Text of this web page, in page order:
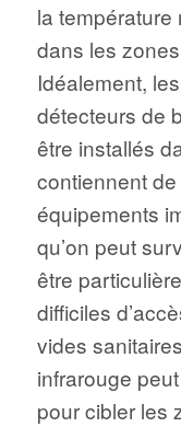
la température
dans les
Idéalement,
détecteurs de
être installés
contiennent
équipements
qu’on peut
être
difficiles
vides
infrarouge
pour cibler les